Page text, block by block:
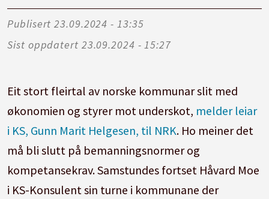
Publisert
23.09.2024 - 13:35
Sist oppdatert
23.09.2024 - 15:27
Eit stort fleirtal av norske kommunar slit med
økonomien og styrer mot underskot, melder leiar
i KS, Gunn Marit Helgesen, til NRK. Ho meiner det
må bli slutt på bemanningsnormer og
kompetansekrav. Samstundes fortset Håvard Moe
i KS-Konsulent sin turne i kommunane der